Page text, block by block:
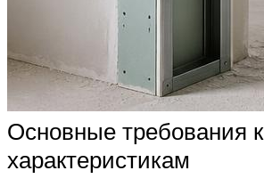
Основные требования к
характеристикам